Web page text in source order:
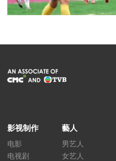
影视制作
电影
电视剧
藝人
男艺人
女艺人